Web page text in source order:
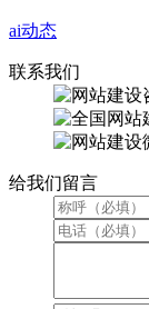
ai动态
联系我们
给我们留言